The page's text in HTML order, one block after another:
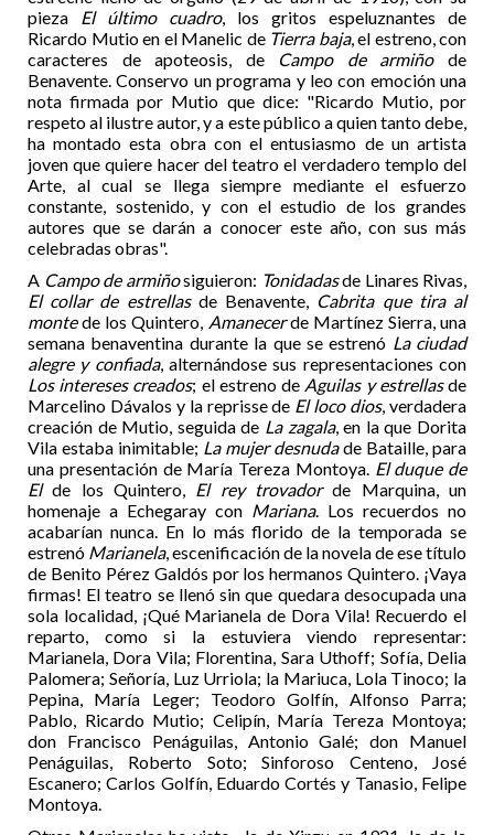
pieza El último cuadro, los gritos espeluznantes de
Ricardo Mutio en el Manelic de Tierra baja, el estreno, con
caracteres de apoteosis, de Campo de armiñode
Benavente. Conservo un programa y leo con emoción una
nota firmada por Mutio que dice: "Ricardo Mutio, por
respeto al ilustre autor, y a este público a quien tanto debe,
ha montado esta obra con el entusiasmo de un artista
joven que quiere hacer del teatro el verdadero templo del
Arte, al cual se llega siempre mediante el esfuerzo
constante, sostenido, y con el estudio de los grandes
autores que se darán a conocer este año, con sus más
celebradas obras".
A Campo de armiñosiguieron: Tonidadasde Linares Rivas,
El collar de estrellasde Benavente, Cabrita que tira al
montede los Quintero, Amanecerde Martínez Sierra, una
semana benaventina durante la que se estrenó La ciudad
alegre y confiada, alternándose sus representaciones con
Los intereses creados; el estreno de Aguilas y estrellasde
Marcelino Dávalos y la reprisse de El loco dios, verdadera
creación de Mutio, seguida de La zagala, en la que Dorita
Vila estaba inimitable; La mujer desnudade Bataille, para
una presentación de María Tereza Montoya. El duque de
Elde los Quintero, El rey trovadorde Marquina, un
homenaje a Echegaray con Mariana. Los recuerdos no
acabarían nunca. En lo más florido de la temporada se
estrenó Marianela, escenificación de la novela de ese título
de Benito Pérez Galdós por los hermanos Quintero. ¡Vaya
firmas! El teatro se llenó sin que quedara desocupada una
sola localidad, ¡Qué Marianela de Dora Vila! Recuerdo el
reparto, como si la estuviera viendo representar:
Marianela, Dora Vila; Florentina, Sara Uthoff; Sofía, Delia
Palomera; Señoría, Luz Urriola; la Mariuca, Lola Tinoco; la
Pepina, María Leger; Teodoro Golfín, Alfonso Parra;
Pablo, Ricardo Mutio; Celipín, María Tereza Montoya;
don Francisco Penáguilas, Antonio Galé; don Manuel
Penáguilas, Roberto Soto; Sinforoso Centeno, José
Escanero; Carlos Golfín, Eduardo Cortés y Tanasio, Felipe
Montoya.